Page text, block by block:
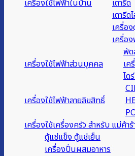
เครื่องใช้ไฟฟ้าในบ้าน
เตารีด
เตารีด
เครื่อ
เครื่อ
เครื่องใช้ไฟฟ้าส่วนบุคคล
พั
เ
ได
เครื่องใช้ไฟฟ้าลายลิขสิทธิ์
เครื่องใช้เครื่องครัว สำหรับ แม่ค้าร้
ตู้แช่แข็ง ตู้แช่เย็น
เครื่องปั่นผสมอาหาร